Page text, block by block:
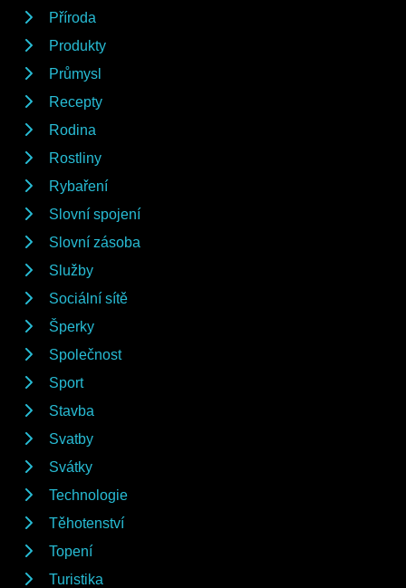
Příroda
Produkty
Průmysl
Recepty
Rodina
Rostliny
Rybaření
Slovní spojení
Slovní zásoba
Služby
Sociální sítě
Šperky
Společnost
Sport
Stavba
Svatby
Svátky
Technologie
Těhotenství
Topení
Turistika